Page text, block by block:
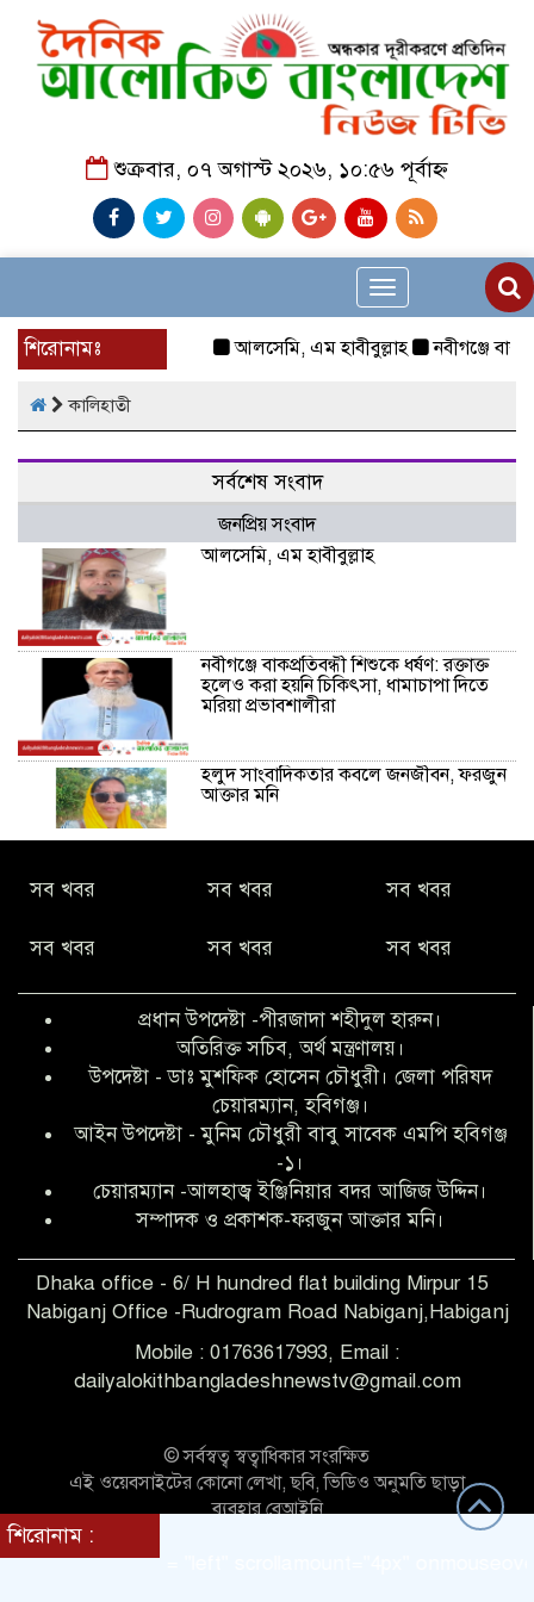
শুক্রবার, ০৭ অগাস্ট ২০২৬, ১০:৫৬ পূর্বাহ্ন
Toggle
navigation
শিরোনামঃ আলসেমি, এম হাবীবুল্লাহ নবীগঞ্জে
কালিহাতী
সর্বশেষ সংবাদ
জনপ্রিয় সংবাদ
আলসেমি, এম হাবীবুল্লাহ
নবীগঞ্জে বাকপ্রতিবন্ধী শিশুকে ধর্ষণ: রক্তাক্ত
হলেও করা হয়নি চিকিৎসা, ধামাচাপা দিতে
মরিয়া প্রভাবশালীরা
হলুদ সাংবাদিকতার কবলে জনজীবন, ফরজুন
আক্তার মনি
নীরবে সমাজ বদলের স্বপ্ন বুনছেন সিমি
কিবরিয়া
অনিয়ম ও জালিয়াতির আশ্রয় নিয়ে মেয়েকে
বৃত্তি পরীক্ষার সুযোগ করে দিলেন প্রধান শিক্ষক
ফারুক মাস্টার
আব্দুল হক তালুকদার ফাউন্ডেশন মানবতার
শিকড় ছুঁই ছুঁই,ফরজুন আক্তার মনি
সিলেট রেঞ্জের শ্রেষ্ঠ ওসি নির্বাচিত হলেন
নবীগঞ্জ থানার ওসি মোনায়েম
‎নবীগঞ্জে এক সাজাপ্রাপ্ত পলাতক আসামি
গ্রেপ্তার
শিশু ধর্ষণের অভিযোগে অভিযুক্ত গ্রেফতার ১
সব খবর সব খবর সব খবর
সব খবর সব খবর সব খবর
প্রধান উপদেষ্টা -পীরজাদা শহীদুল হারুন।
অতিরিক্ত সচিব, অর্থ মন্ত্রণালয়।
উপদেষ্টা - ডাঃ মুশফিক হোসেন চৌধুরী। জেলা পরিষদ
চেয়ারম্যান, হবিগঞ্জ।
আইন উপদেষ্টা - মুনিম চৌধুরী বাবু সাবেক এমপি হবিগঞ্জ
-১।
চেয়ারম্যান -আলহাজ্ব ইঞ্জিনিয়ার বদর আজিজ উদ্দিন।
সম্পাদক ও প্রকাশক-ফরজুন আক্তার মনি।
Dhaka office - 6/ H hundred flat building Mirpur 15
Nabiganj Office -Rudrogram Road Nabiganj,Habiganj
Mobile : 01763617993, Email :
dailyalokithbangladeshnewstv@gmail.com
শিরোনাম :
direction = "left" scrollamount="4px"
© সর্বস্বত্ব স্বত্বাধিকার সংরক্ষিত
এই ওয়েবসাইটের কোনো লেখা, ছবি, ভিডিও অনুমতি ছাড়া
ব্যবহার বেআইনি